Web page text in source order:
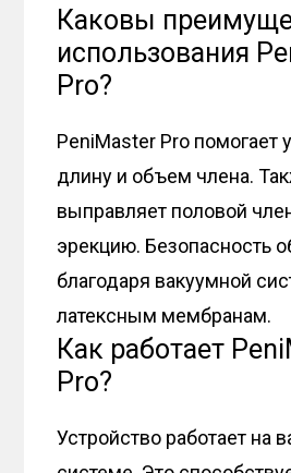
Каковы
использования
Pro?
PeniMaster Pro помогает
длину и объем члена.
выправляет половой
эрекцию. Безопасность
благодаря вакуумной
латексным мембранам.
Как работает
Pro?
Устройство работает на